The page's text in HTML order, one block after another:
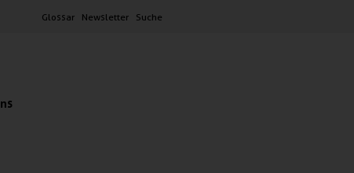
Glossar Newsletter Suche